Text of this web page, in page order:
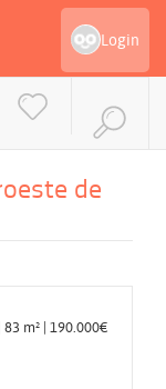
Login
de
m² | 190.000€